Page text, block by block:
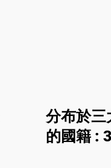
globe
分布於三
的國籍 :